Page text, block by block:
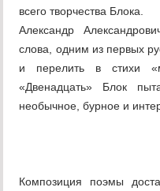
всего творчества Блока.
Александр
слова, одним из первых
и перелить в стихи
«Двенадцать» Блок
необычное, бурное и
Композиция поэмы